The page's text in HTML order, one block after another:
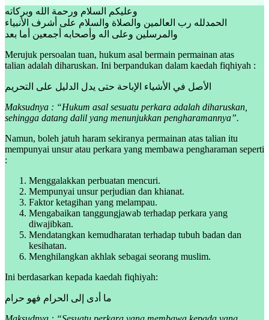
وعليكم السلام ورحمة الله وبركاته
الحمدلله رب العالمين والصلاة والسلام على أشرف الأنبياء
والمرسلين وعلى اله وأصحابه أجمعين أما بعد
Merujuk persoalan tuan, hukum asal bermain permainan atas
talian adalah diharuskan. Ini berpandukan dalam kaedah fiqhiyah :
الأصل في الأشياء الإباحة حتى يدل الدليل على التحريم
Maksudnya : “Hukum asal sesuatu perkara adalah diharuskan,
sehingga datang dalil yang menunjukkan pengharamannya”.
Namun, boleh jatuh haram sekiranya permainan atas talian itu
mempunyai unsur atau perkara yang membawa pengharaman seperti
:
Menggalakkan perbuatan mencuri.
Mempunyai unsur perjudian dan khianat.
Faktor ketagihan yang melampau.
Mengabaikan tanggungjawab terhadap perkara yang
diwajibkan.
Mendatangkan kemudharatan terhadap tubuh badan dan
kesihatan.
Menghilangkan akhlak sebagai seorang muslim.
Ini berdasarkan kepada kaedah fiqhiyah:
ما أدى إلى الحرام فهو حرام